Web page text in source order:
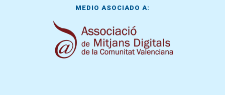
MEDIO ASOCIADO A: